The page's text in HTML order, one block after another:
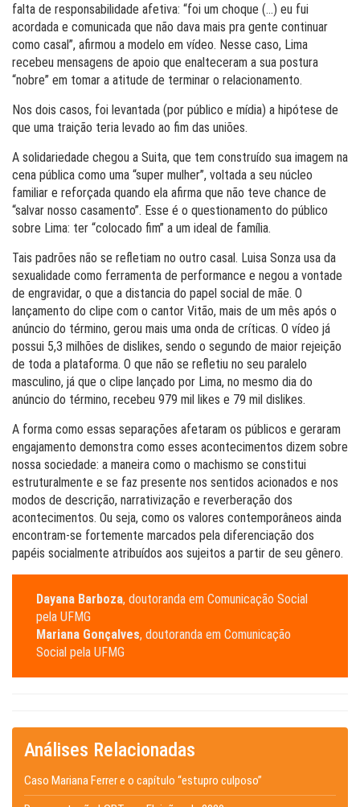
falta de responsabilidade afetiva: “foi um choque (…) eu fui
acordada e comunicada que não dava mais pra gente continuar
como casal”, afirmou a modelo em vídeo. Nesse caso, Lima
recebeu mensagens de apoio que enalteceram a sua postura
“nobre” em tomar a atitude de terminar o relacionamento.
Nos dois casos, foi levantada (por público e mídia) a hipótese de
que uma traição teria levado ao fim das uniões.
A solidariedade chegou a Suita, que tem construído sua imagem na
cena pública como uma “super mulher”, voltada a seu núcleo
familiar e reforçada quando ela afirma que não teve chance de
“salvar nosso casamento”. Esse é o questionamento do público
sobre Lima: ter “colocado fim” a um ideal de família.
Tais padrões não se refletiam no outro casal. Luisa Sonza usa da
sexualidade como ferramenta de performance e negou a vontade
de engravidar, o que a distancia do papel social de mãe. O
lançamento do clipe com o cantor Vitão, mais de um mês após o
anúncio do término, gerou mais uma onda de críticas. O vídeo já
possui 5,3 milhões de dislikes, sendo o segundo de maior rejeição
de toda a plataforma. O que não se refletiu no seu paralelo
masculino, já que o clipe lançado por Lima, no mesmo dia do
anúncio do término, recebeu 979 mil likes e 79 mil dislikes.
A forma como essas separações afetaram os públicos e geraram
engajamento demonstra como esses acontecimentos dizem sobre
nossa sociedade: a maneira como o machismo se constitui
estruturalmente e se faz presente nos sentidos acionados e nos
modos de descrição, narrativização e reverberação dos
acontecimentos. Ou seja, como os valores contemporâneos ainda
encontram-se fortemente marcados pela diferenciação dos
papéis socialmente atribuídos aos sujeitos a partir de seu gênero.
Dayana Barboza, doutoranda em Comunicação Social
pela UFMG
Mariana Gonçalves, doutoranda em Comunicação
Social pela UFMG
Análises Relacionadas
Caso Mariana Ferrer e o capítulo “estupro culposo”